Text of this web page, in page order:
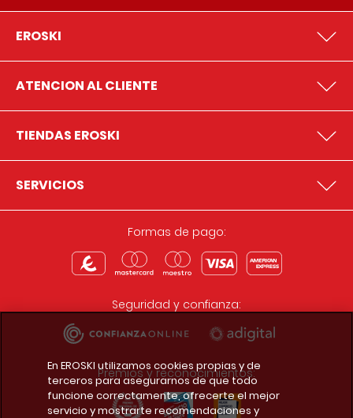
EROSKI
ATENCION AL CLIENTE
TIENDAS EROSKI
SERVICIOS
Formas de pago:
Seguridad y confianza:
Premios y reconocimientos:
En EROSKI utilizamos cookies propias y de
terceros para asegurarnos de que todo
funcione correctamente, ofrecerte el mejor
servicio y mostrarte recomendaciones y